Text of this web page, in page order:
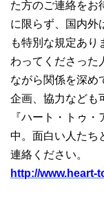
た方のご連絡をお
に限らず、国内外
も特別な規定あり
わってくださった
ながら関係を深め
企画、協力なども
『ハート・トゥ
中。面白い人たち
連絡ください。
http://www.heart-